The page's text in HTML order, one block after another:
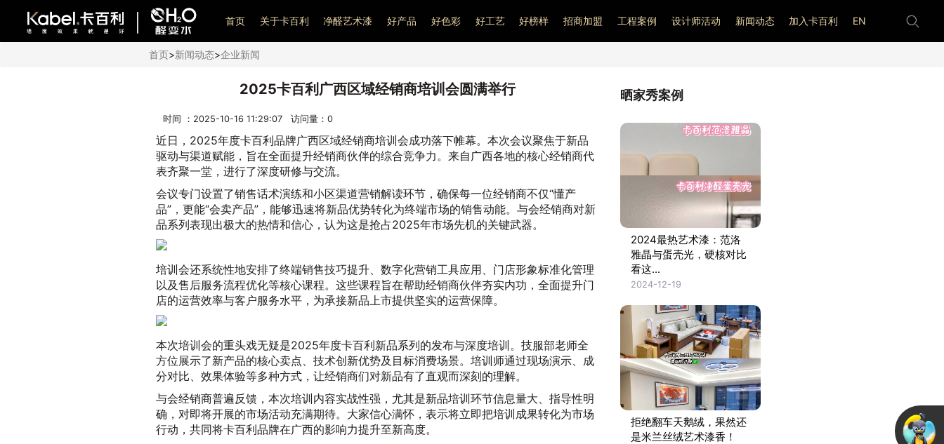
艺术漆加盟
首页 关于卡百利 净醛艺术漆 好产品 好色彩 好工艺 好榜样 招商加盟 工程案例 设计师活动 新闻动态 加入卡百利 EN
首页>新闻动态>企业新闻
2025卡百利广西区域经销商培训会圆满举行
时间 ：2025-10-16 11:29:07 访问量： 0
近日，2025年度卡百利品牌广西区域经销商培训会成功落下帷幕。本次会议聚焦于新品
驱动与渠道赋能，旨在全面提升经销商伙伴的综合竞争力。来自广西各地的核心经销商代
表齐聚一堂，进行了深度研修与交流。
会议专门设置了销售话术演练和小区渠道营销解读环节，确保每一位经销商不仅“懂产
品”，更能“会卖产品”，能够迅速将新品优势转化为终端市场的销售动能。与会经销商对新
品系列表现出极大的热情和信心，认为这是抢占2025年市场先机的关键武器。
培训会还系统性地安排了终端销售技巧提升、数字化营销工具应用、门店形象标准化管理
以及售后服务流程优化等核心课程。这些课程旨在帮助经销商伙伴夯实内功，全面提升门
店的运营效率与客户服务水平，为承接新品上市提供坚实的运营保障。
本次培训会的重头戏无疑是2025年度卡百利新品系列的发布与深度培训。技服部老师全
方位展示了新产品的核心卖点、技术创新优势及目标消费场景。培训师通过现场演示、成
分对比、效果体验等多种方式，让经销商们对新品有了直观而深刻的理解。
与会经销商普遍反馈，本次培训内容实战性强，尤其是新品培训环节信息量大、指导性明
确，对即将开展的市场活动充满期待。大家信心满怀，表示将立即把培训成果转化为市场
行动，共同将卡百利品牌在广西的影响力提升至新高度。
晒家秀案例
2024最热艺术漆：范洛
雅晶与蛋壳光，硬核对比
看这...
2024-12-19
拒绝翻车天鹅绒，果然还
是米兰丝绒艺术漆香！